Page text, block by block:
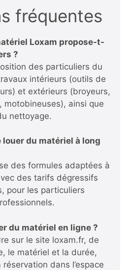
fréquentes
Loxam propose-t-
?
des particuliers du
intérieurs (outils de
et extérieurs (broyeurs,
motobineuses), ainsi que
nettoyage.
du matériel à long
des formules adaptées à
des tarifs dégressifs
pour les particuliers
du matériel en ligne ?
sur le site loxam.fr, de
le matériel et la durée,
dans l’espace